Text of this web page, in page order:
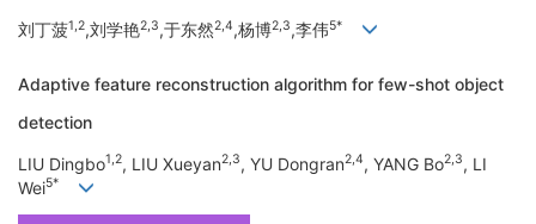
刘丁菠1,2,刘学艳2,3,于东然2,4,杨博2,3,李伟5*
Adaptive feature reconstruction algorithm for few-shot object
detection
LIU Dingbo1,2, LIU Xueyan2,3, YU Dongran2,4, YANG Bo2,3, LI
Wei5*